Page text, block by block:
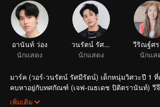
อานันท์ ว่อง
นักแสดง
วนรัตน์ รัศมีรัตน์
นักแสดง
นักแส
มาร์ค (วอร์-วนรัตน์ รัศมีรัตน์) เด็กหนุ่มวิศวะปี 1
คบหาอยู่กับทศกัณฑ์ (เจฟ-ณธเดช ปิติตรานันท์) วี
แต่แล้วทุกอย่างก็กลับตาลปัตร เมื่อมาร์คและวีมี
เพิ่มเติม